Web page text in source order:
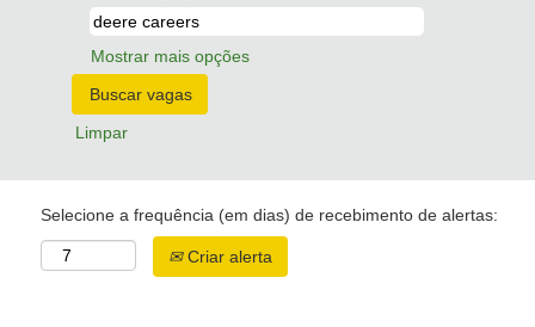
Mostrar mais opções
Limpar
Selecione a frequência (em dias) de recebimento de alertas:
Criar alerta